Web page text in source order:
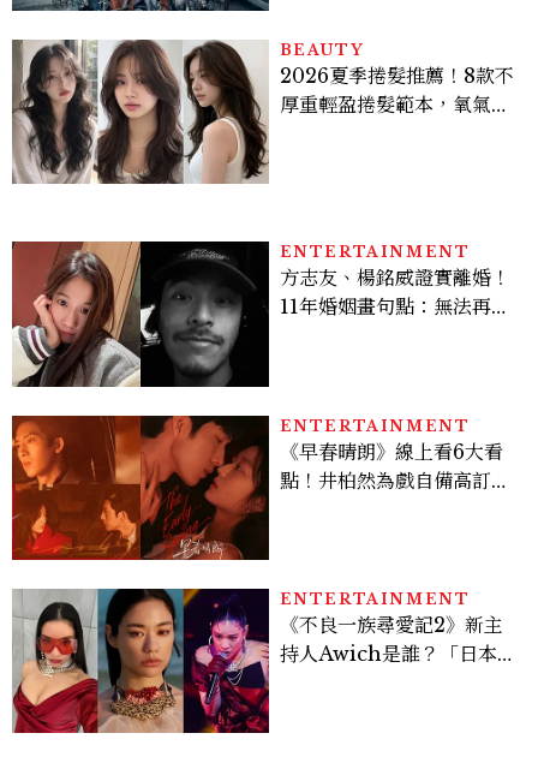
BEAUTY
2026夏季捲髮推薦！8款不
厚重輕盈捲髮範本，氧氣層
ENTERTAINMENT
方志友、楊銘威證實離婚！
11年婚姻畫句點：無法再做
ENTERTAINMENT
《早春晴朗》線上看6大看
點！井柏然為戲自備高訂，
ENTERTAINMENT
《不良一族尋愛記2》新主
持人Awich是誰？「日本嘻